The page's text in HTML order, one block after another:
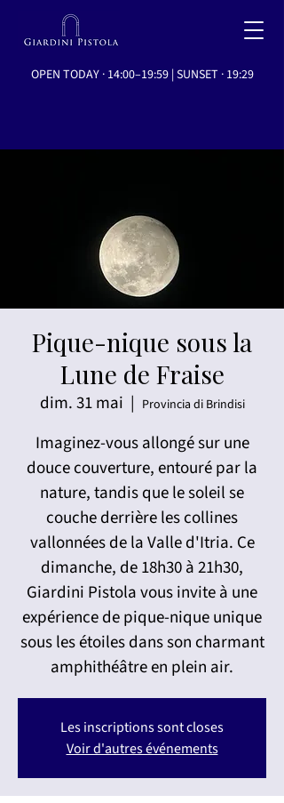
OPEN TODAY · 14:00–19:59 | SUNSET · 19:29
Pique-nique sous la
Lune de Fraise
dim. 31 mai
  |
Provincia di Brindisi
Imaginez-vous allongé sur une
douce couverture, entouré par la
nature, tandis que le soleil se
couche derrière les collines
vallonnées de la Valle d'Itria. Ce
dimanche, de 18h30 à 21h30,
Giardini Pistola vous invite à une
expérience de pique-nique unique
sous les étoiles dans son charmant
amphithéâtre en plein air.
Les inscriptions sont closes
Voir d'autres événements